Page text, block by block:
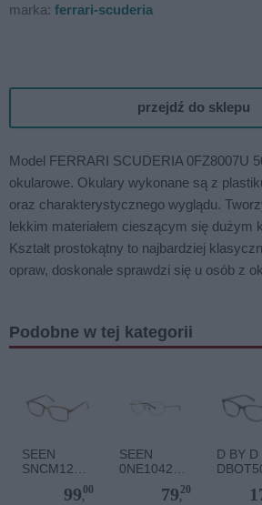
marka: ferrari-scuderia
przejdź do sklepu
Model FERRARI SCUDERIA 0FZ8007U
okularowe. Okulary wykonane są z
oraz charakterystycznego wyglądu.
lekkim materiałem cieszącym się dużym
Kształt prostokątny to najbardziej
opraw, doskonale sprawdzi się u osób z
Podobne w tej kategorii
SEEN
SNCM12
99,
00
SEEN
0NE1042
79,
20
D BY D